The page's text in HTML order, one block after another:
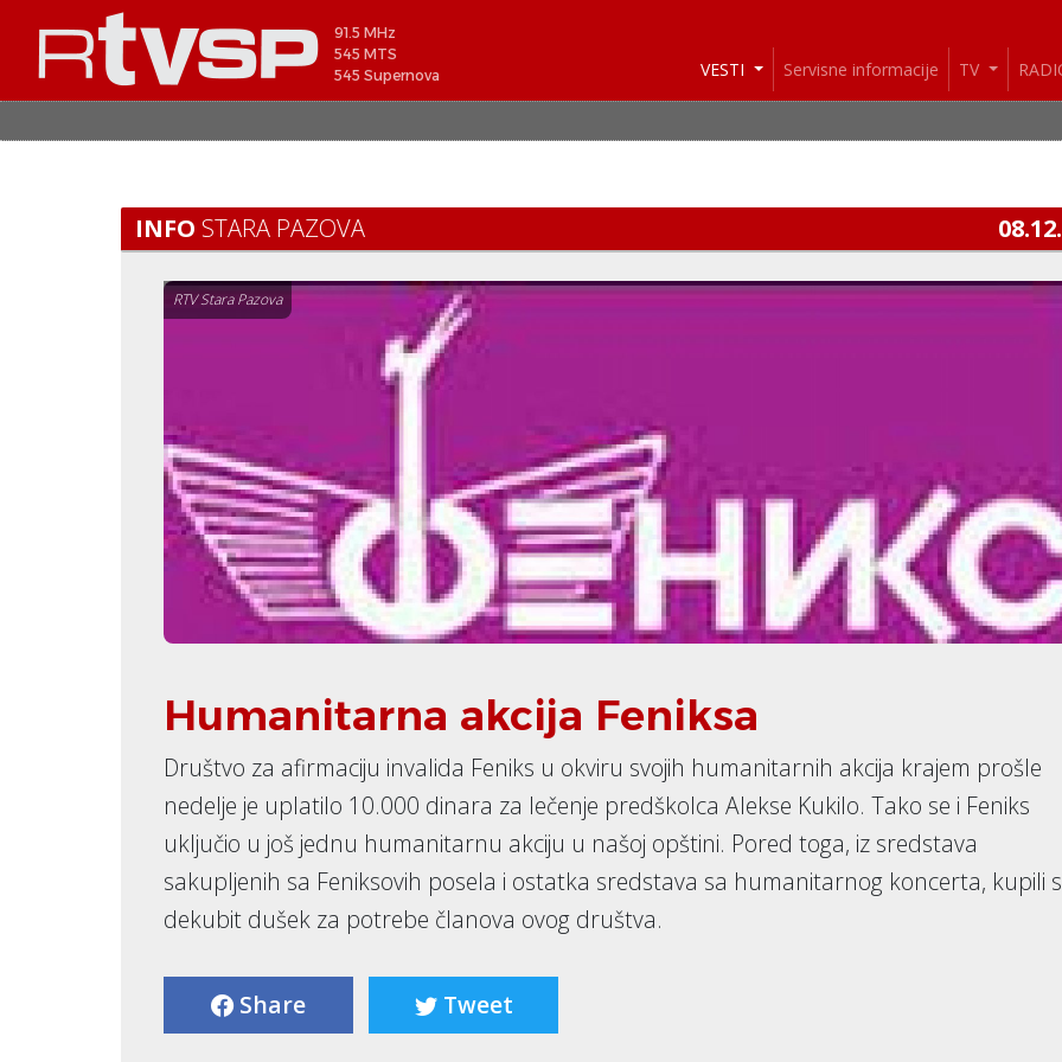
91.5 MHz
545 MTS
545 Supernova
VESTI Servisne informacije TV
INFO STARA PAZOVA
RTV Stara Pazova
Humanitarna akcija Feniksa
Društvo za afirmaciju invalida Feniks u okviru svojih humanitarnih akcija krajem prošle
nedelje je uplatilo 10.000 dinara za lečenje predškolca Alekse Kukilo. Tako se i Feniks
uključio u još jednu humanitarnu akciju u našoj opštini. Pored toga, iz sredstava
sakupljenih sa Feniksovih posela i ostatka sredstava sa humanitarnog koncerta, kupili
dekubit dušek za potrebe članova ovog društva.
Share Tweet